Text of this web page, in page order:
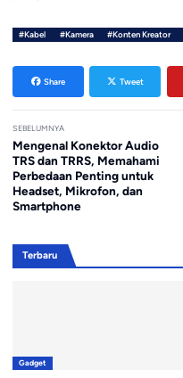
#Kabel #Kamera #Konten Kreator
Share Tweet
SEBELUMNYA
Mengenal Konektor Audio
TRS dan TRRS, Memahami
Perbedaan Penting untuk
Headset, Mikrofon, dan
Smartphone
Terbaru
Gadget